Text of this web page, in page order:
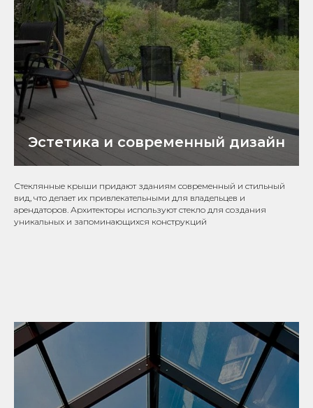
Эстетика и современный дизайн
Стеклянные крыши придают зданиям современный и стильный
вид, что делает их привлекательными для владельцев и
арендаторов. Архитекторы используют стекло для создания
уникальных и запоминающихся конструкций